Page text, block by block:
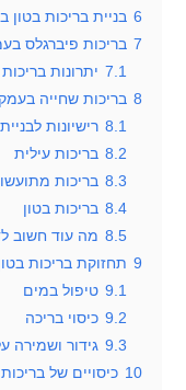
6 בניית בריכות
7 בריכות פיברגלס
7.1 יתרונות
8 בריכות שחייה בעמק
8.1 רישיונות
8.2 בריכות עילית
8.3 בריכות
8.4 בריכות בטון
8.5 מה עוד חשוב
9 תחזוקת בריכות
9.1 טיפול במים
9.2 כיסוי בריכה
9.3 גידור ושמירה
10 כיסויים של